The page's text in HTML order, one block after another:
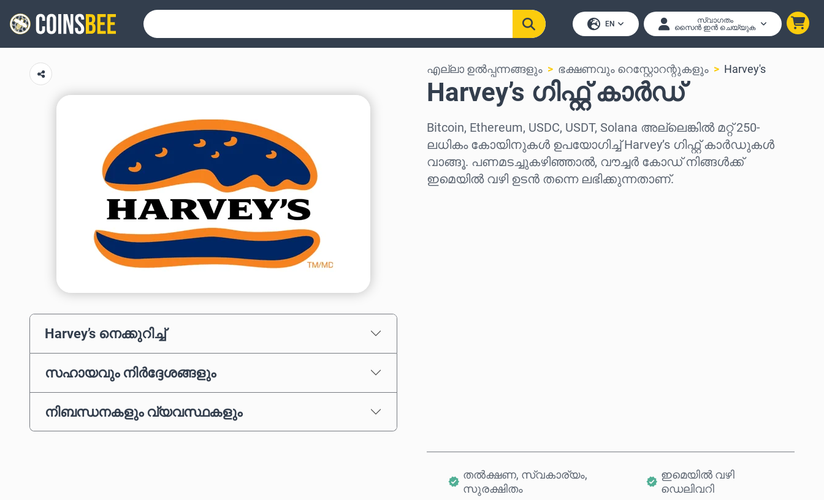
EN
സ്വാഗതം
സൈൻ ഇൻ ചെയ്യുക
Harvey’s നെക്കുറിച്ച്
സഹായവും നിർദ്ദേശങ്ങളും
നിബന്ധനകളും വ്യവസ്ഥകളും
എല്ലാ ഉൽപ്പന്നങ്ങളും ഭക്ഷണവും റെസ്റ്റോറന്റുകളും Harvey's
Harvey’s ഗിഫ്റ്റ് കാർഡ്
Bitcoin, Ethereum, USDC, USDT, Solana അല്ലെങ്കിൽ മറ്റ് 250-
ലധികം കോയിനുകൾ ഉപയോഗിച്ച് Harvey’s ഗിഫ്റ്റ് കാർഡുകൾ
വാങ്ങൂ. പണമടച്ചുകഴിഞ്ഞാൽ, വൗച്ചർ കോഡ് നിങ്ങൾക്ക്
ഇമെയിൽ വഴി ഉടൻ തന്നെ ലഭിക്കുന്നതാണ്.
തൽക്ഷണ, സ്വകാര്യം,
സുരക്ഷിതം
ഇമെയിൽ വഴി
ഡെലിവറി